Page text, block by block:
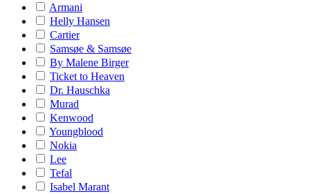
Armani
Helly Hansen
Cartier
Samsøe & Samsøe
By Malene Birger
Ticket to Heaven
Dr. Hauschka
Murad
Kenwood
Youngblood
Nokia
Lee
Tefal
Isabel Marant